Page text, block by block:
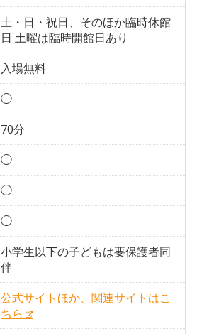
土・日・祝日、そのほか臨時休館
日 土曜は臨時開館日あり
入場無料
◯
70分
◯
◯
◯
小学生以下の子どもは要保護者同
伴
公式サイトほか、関連サイトはこ
ちら